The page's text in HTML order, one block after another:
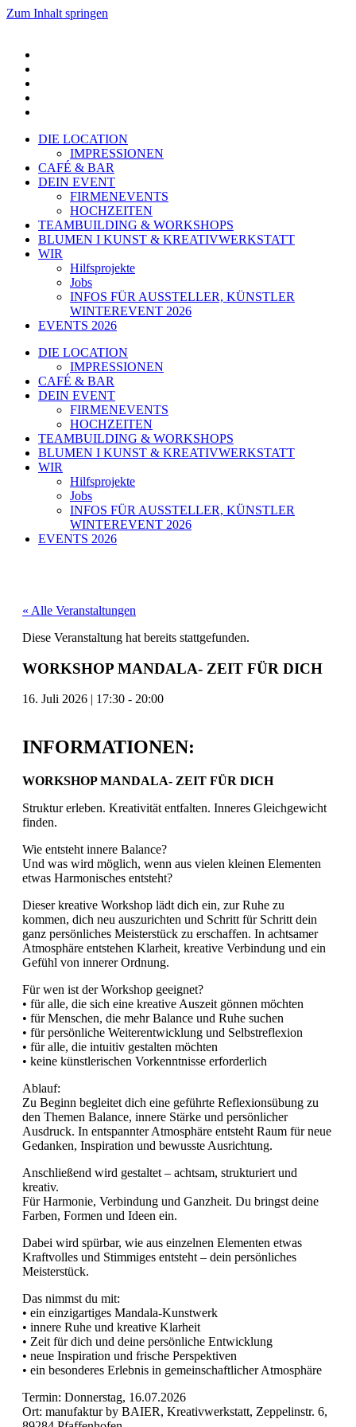
Zum Inhalt springen
DIE LOCATION
IMPRESSIONEN
CAFÉ & BAR
DEIN EVENT
FIRMENEVENTS
HOCHZEITEN
TEAMBUILDING & WORKSHOPS
BLUMEN I KUNST & KREATIVWERKSTATT
WIR
Hilfsprojekte
Jobs
INFOS FÜR AUSSTELLER, KÜNSTLER
WINTEREVENT 2026
EVENTS 2026
DIE LOCATION
IMPRESSIONEN
CAFÉ & BAR
DEIN EVENT
FIRMENEVENTS
HOCHZEITEN
TEAMBUILDING & WORKSHOPS
BLUMEN I KUNST & KREATIVWERKSTATT
WIR
Hilfsprojekte
Jobs
INFOS FÜR AUSSTELLER, KÜNSTLER
WINTEREVENT 2026
EVENTS 2026
« Alle Veranstaltungen
Diese Veranstaltung hat bereits stattgefunden.
WORKSHOP MANDALA- ZEIT FÜR DICH
16. Juli 2026 | 17:30 - 20:00
INFORMATIONEN:
WORKSHOP MANDALA- ZEIT FÜR DICH
Struktur erleben. Kreativität entfalten. Inneres Gleichgewicht
finden.
Wie entsteht innere Balance?
Und was wird möglich, wenn aus vielen kleinen Elementen
etwas Harmonisches entsteht?
Dieser kreative Workshop lädt dich ein, zur Ruhe zu
kommen, dich neu auszurichten und Schritt für Schritt dein
ganz persönliches Meisterstück zu erschaffen. In achtsamer
Atmosphäre entstehen Klarheit, kreative Verbindung und ein
Gefühl von innerer Ordnung.
Für wen ist der Workshop geeignet?
• für alle, die sich eine kreative Auszeit gönnen möchten
• für Menschen, die mehr Balance und Ruhe suchen
• für persönliche Weiterentwicklung und Selbstreflexion
• für alle, die intuitiv gestalten möchten
• keine künstlerischen Vorkenntnisse erforderlich
Ablauf:
Zu Beginn begleitet dich eine geführte Reflexionsübung zu
den Themen Balance, innere Stärke und persönlicher
Ausdruck. In entspannter Atmosphäre entsteht Raum für neue
Gedanken, Inspiration und bewusste Ausrichtung.
Anschließend wird gestaltet – achtsam, strukturiert und
kreativ.
Für Harmonie, Verbindung und Ganzheit. Du bringst deine
Farben, Formen und Ideen ein.
Dabei wird spürbar, wie aus einzelnen Elementen etwas
Kraftvolles und Stimmiges entsteht – dein persönliches
Meisterstück.
Das nimmst du mit:
• ein einzigartiges Mandala-Kunstwerk
• innere Ruhe und kreative Klarheit
• Zeit für dich und deine persönliche Entwicklung
• neue Inspiration und frische Perspektiven
• ein besonderes Erlebnis in gemeinschaftlicher Atmosphäre
Termin: Donnerstag, 16.07.2026
Ort: manufaktur by BAIER, Kreativwerkstatt, Zeppelinstr. 6,